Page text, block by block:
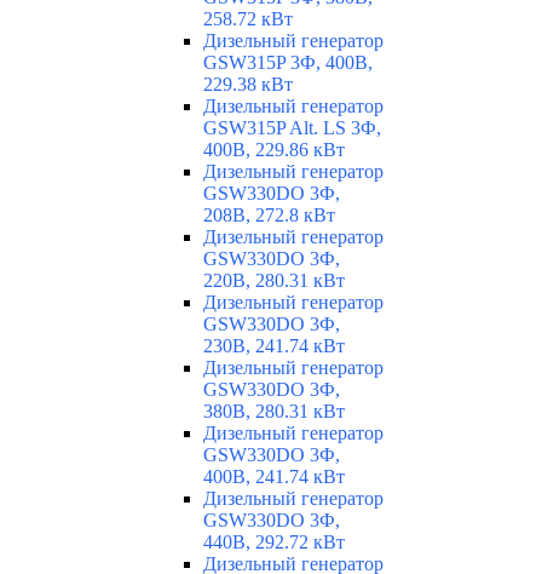
258.72 кВт
Дизельный генератор
GSW315P 3Ф, 400В,
229.38 кВт
Дизельный генератор
GSW315P Alt. LS 3Ф,
400В, 229.86 кВт
Дизельный генератор
GSW330DO 3Ф,
208В, 272.8 кВт
Дизельный генератор
GSW330DO 3Ф,
220В, 280.31 кВт
Дизельный генератор
GSW330DO 3Ф,
230В, 241.74 кВт
Дизельный генератор
GSW330DO 3Ф,
380В, 280.31 кВт
Дизельный генератор
GSW330DO 3Ф,
400В, 241.74 кВт
Дизельный генератор
GSW330DO 3Ф,
440В, 292.72 кВт
Дизельный генератор